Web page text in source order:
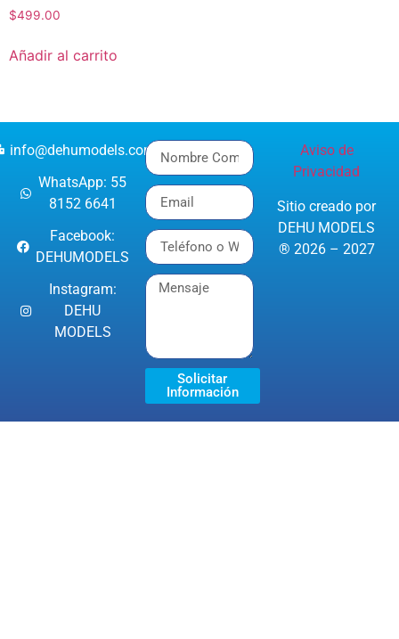
$499.00
Añadir al carrito
info@dehumodels.com
WhatsApp: 55
8152 6641
Facebook:
DEHUMODELS
Instagram:
DEHU
MODELS
Solicitar
Información
Aviso de
Privacidad
Sitio creado por
DEHU MODELS
® 2026 – 2027